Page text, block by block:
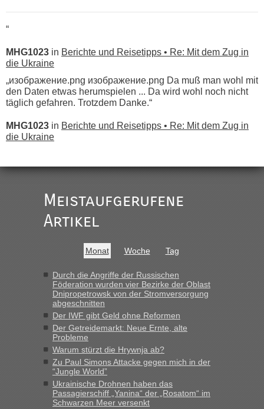
“
MHG1023 in Berichte und Reisetipps • Re: Mit dem Zug in
die Ukraine
„изображение.png изображение.png Da muß man wohl mit
den Daten etwas herumspielen ... Da wird wohl noch nicht
täglich gefahren. Trotzdem Danke.“
MHG1023 in Berichte und Reisetipps • Re: Mit dem Zug in
die Ukraine
Ist korrekt, aber ich finde man hätte trotzdem im Text gleich
darauf hinweisen können.
War aber nicht "böse" gemeint ...
buchbar - warum auch immer ...
Hab´s versucht - bekomme aber immer angezeigt "auf dieser
Strecke fahren wir nicht"
MHG1023 inBerichte und Reisetipps • Re: Mit dem Zug in
die Ukraine
„Man sollte aber explizit dazu schreiben, daß es ein Zug von
LeoExpress ist - und nur auf deren Webseite kann man die
Fahrkarten kaufen. Zumindest ist es die erste Umsteigefreie
Verbindung von Deutschland...“
Meistaufgerufene
Artikel
Monat Woche Tag
Durch die Angriffe der Russischen
Föderation wurden vier Bezirke der Oblast
Dnipropetrowsk von der Stromversorgung
abgeschnitten
Der IWF gibt Geld ohne Reformen
Der Getreidemarkt: Neue Ernte, alte
Probleme
Warum stürzt die Hrywnja ab?
Zu Paul Simons Attacke gegen mich in der
“Jungle World”
Ukrainische Drohnen haben das
Passagierschiff „Yanina“ der „Rosatom“ im
Schwarzen Meer versenkt